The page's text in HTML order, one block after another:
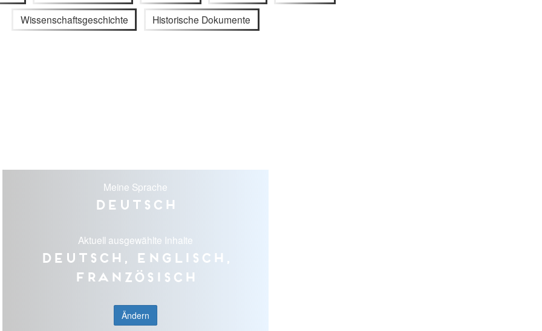
Wissenschaftsgeschichte Historische Dokumente
Meine Sprache
Deutsch
Aktuell ausgewählte Inhalte
Deutsch, Englisch,
Französisch
Ändern